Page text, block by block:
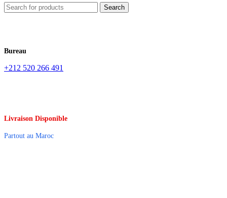
Search
Bureau
+212 520 266 491
Livraison Disponible
Partout au Maroc